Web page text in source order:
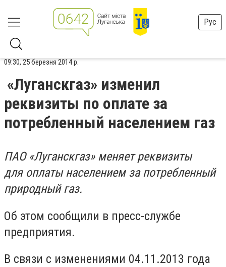
Рус
09:30, 25 березня 2014 р.
«Луганскгаз» изменил
реквизиты по оплате за
потребленный населением газ
ПАО «Луганскгаз» меняет реквизиты
для оплаты населением за потребленный
природный газ.
Об этом сообщили в пресс-службе
предприятия.
В связи с изменениями 04.11.2013 года